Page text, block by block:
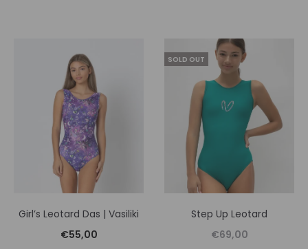
Girl’s Leotard Das | Vasiliki
€55,00
SOLD OUT
Step Up Leotard
€69,00